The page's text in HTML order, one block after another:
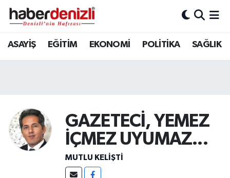
ASAYİŞ EĞİTİM EKONOMİ POLİTİKA SAĞLIK
GAZETECİ, YEMEZ
İÇMEZ UYUMAZ...
MUTLU KELİŞTİ
Denizli Nöbetçi Eczaneler
Puan Durumu ve Fikstür
Tüm Manşetler
Son Dakika Haberleri